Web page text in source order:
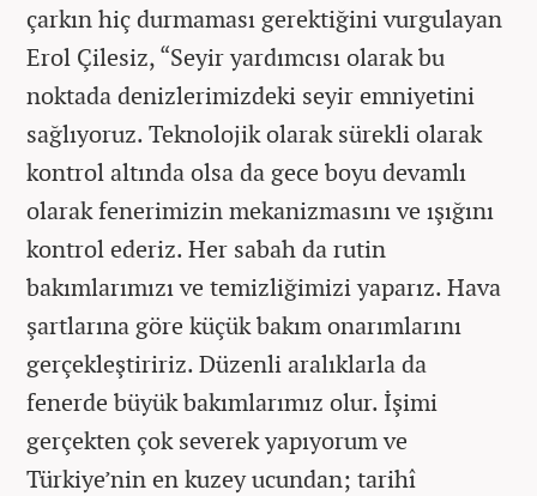
çarkın hiç durmaması gerektiğini vurgulayan
Erol Çilesiz, “Seyir yardımcısı olarak bu
noktada denizlerimizdeki seyir emniyetini
sağlıyoruz. Teknolojik olarak sürekli olarak
kontrol altında olsa da gece boyu devamlı
olarak fenerimizin mekanizmasını ve ışığını
kontrol ederiz. Her sabah da rutin
bakımlarımızı ve temizliğimizi yaparız. Hava
şartlarına göre küçük bakım onarımlarını
gerçekleştiririz. Düzenli aralıklarla da
fenerde büyük bakımlarımız olur. İşimi
gerçekten çok severek yapıyorum ve
Türkiye’nin en kuzey ucundan; tarihî